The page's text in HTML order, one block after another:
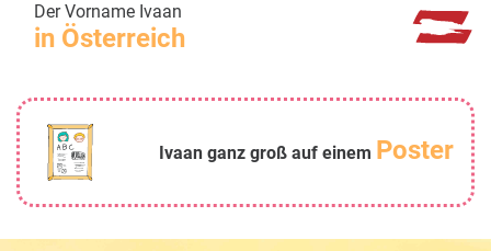
Der Vorname Ivaan
in Österreich
Ivaan ganz groß auf einem Poster